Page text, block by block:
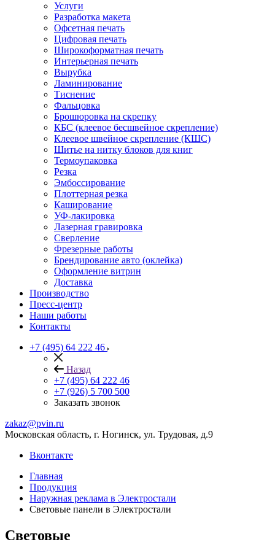
Услуги
Разработка макета
Офсетная печать
Цифровая печать
Широкоформатная печать
Интерьерная печать
Вырубка
Ламинирование
Тиснение
Фальцовка
Брошюровка на скрепку
КБС (клеевое бесшвейное скрепление)
Клеевое швейное скрепление (КШС)
Шитье на нитку блоков для книг
Термоупаковка
Резка
Эмбоссирование
Плоттерная резка
Каширование
УФ-лакировка
Лазерная гравировка
Сверление
Фрезерные работы
Брендирование авто (оклейка)
Оформление витрин
Доставка
Производство
Пресс-центр
Наши работы
Контакты
+7 (495) 64 222 46
Назад
+7 (495) 64 222 46
+7 (926) 5 700 500
Заказать звонок
zakaz@pvin.ru
Московская область, г. Ногинск, ул. Трудовая, д.9
Вконтакте
Главная
Продукция
Наружная реклама в Электростали
Световые панели в Электростали
Световые